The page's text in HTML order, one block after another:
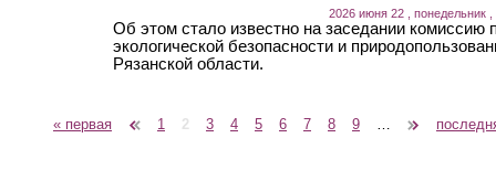
2026 июня 22 , понедельник ,
Об этом стало известно на заседании комиссию
экологической безопасности и
Рязанской области.
Страницы
« первая 1 2 3 4 5 6 7 8 9